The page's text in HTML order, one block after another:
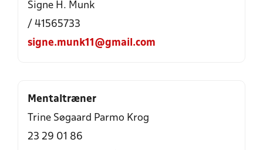
Signe H. Munk
/ 41565733
signe.munk11@gmail.com
Mentaltræner
Trine Søgaard Parmo Krog
23 29 01 86